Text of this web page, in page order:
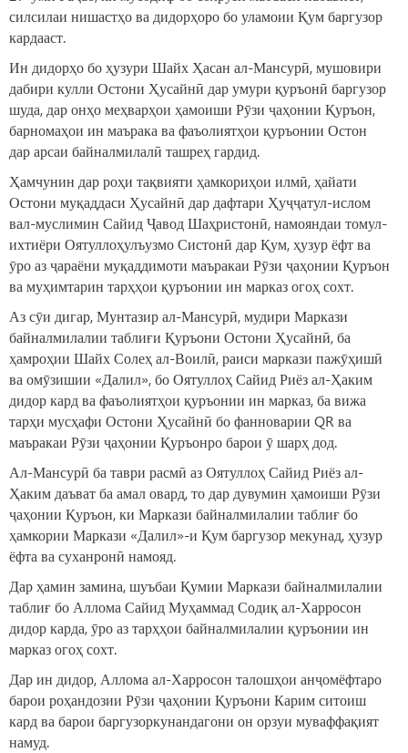
силсилаи нишастҳо ва дидорҳоро бо уламоии Қум баргузор
кардааст.
Ин дидорҳо бо ҳузури Шайх Ҳасан ал-Мансурӣ, мушовири
дабири кулли Остони Ҳусайнӣ дар умури қуръонӣ баргузор
шуда, дар онҳо меҳварҳои ҳамоиши Рӯзи ҷаҳонии Қуръон,
барномаҳои ин маърака ва фаъолиятҳои қуръонии Остон
дар арсаи байналмилалӣ ташреҳ гардид.
Ҳамчунин дар роҳи тақвияти ҳамкориҳои илмӣ, ҳайати
Остони муқаддаси Ҳусайнӣ дар дафтари Ҳуҷҷатул-ислом
вал-муслимин Сайид Ҷавод Шаҳристонӣ, намояндаи томул-
ихтиёри Оятуллоҳулъузмо Систонӣ дар Қум, ҳузур ёфт ва
ӯро аз ҷараёни муқаддимоти маъракаи Рӯзи ҷаҳонии Қуръон
ва муҳимтарин тарҳҳои қуръонии ин марказ огоҳ сохт.
Аз сӯи дигар, Мунтазир ал-Мансурӣ, мудири Маркази
байналмилалии таблиғи Қуръони Остони Ҳусайнӣ, ба
ҳамроҳии Шайх Солеҳ ал-Воилӣ, раиси маркази пажӯҳишӣ
ва омӯзишии «Далил», бо Оятуллоҳ Сайид Риёз ал-Ҳаким
дидор кард ва фаъолиятҳои қуръонии ин марказ, ба вижа
тарҳи мусҳафи Остони Ҳусайнӣ бо фанноварии QR ва
маъракаи Рӯзи ҷаҳонии Қуръонро барои ӯ шарҳ дод.
Ал-Мансурӣ ба таври расмӣ аз Оятуллоҳ Сайид Риёз ал-
Ҳаким даъват ба амал овард, то дар дувумин ҳамоиши Рӯзи
ҷаҳонии Қуръон, ки Маркази байналмилалии таблиғ бо
ҳамкории Маркази «Далил»-и Қум баргузор мекунад, ҳузур
ёфта ва суханронӣ намояд.
Дар ҳамин замина, шуъбаи Қумии Маркази байналмилалии
таблиғ бо Аллома Сайид Муҳаммад Содиқ ал-Харросон
дидор карда, ӯро аз тарҳҳои байналмилалии қуръонии ин
марказ огоҳ сохт.
Дар ин дидор, Аллома ал-Харросон талошҳои анҷомёфтаро
барои роҳандозии Рӯзи ҷаҳонии Қуръони Карим ситоиш
кард ва барои баргузоркунандагони он орзуи муваффақият
намуд.